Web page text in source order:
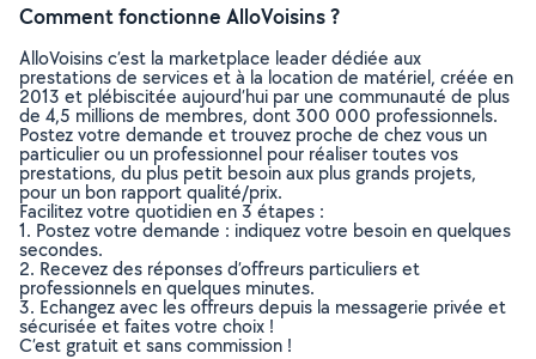
Comment fonctionne AlloVoisins ?
AlloVoisins c’est la marketplace leader dédiée aux
prestations de services et à la location de matériel, créée en
2013 et plébiscitée aujourd’hui par une communauté de plus
de 4,5 millions de membres, dont 300 000 professionnels.
Postez votre demande et trouvez proche de chez vous un
particulier ou un professionnel pour réaliser toutes vos
prestations, du plus petit besoin aux plus grands projets,
pour un bon rapport qualité/prix.
Facilitez votre quotidien en 3 étapes :
1. Postez votre demande : indiquez votre besoin en quelques
secondes.
2. Recevez des réponses d’offreurs particuliers et
professionnels en quelques minutes.
3. Echangez avec les offreurs depuis la messagerie privée et
sécurisée et faites votre choix !
C’est gratuit et sans commission !